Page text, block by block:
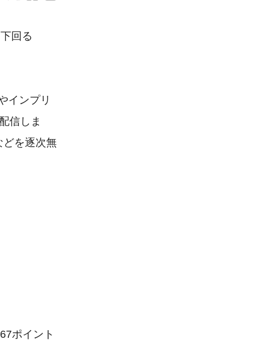
回る
インプリ
信しま
どを逐次無
ポイント